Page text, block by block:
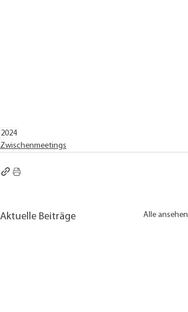
2024
Zwischenmeetings
Aktuelle Beiträge Alle ansehen